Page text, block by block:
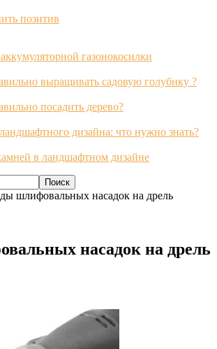
позитив
газонокосилки
выращивать садовую голубику ?
посадить дерево?
дизайна: что нужно знать?
в ландшафтном дизайне
шлифовальных насадок на дрель
насадок на дрель